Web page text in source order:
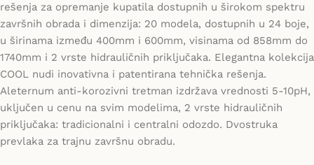
rešenja za opremanje kupatila dostupnih u širokom spektru
završnih obrada i dimenzija: 20 modela, dostupnih u 24 boje,
u širinama između 400mm i 600mm, visinama od 858mm do
1740mm i 2 vrste hidrauličnih priključaka. Elegantna kolekcija
COOL nudi inovativna i patentirana tehnička rešenja.
Aleternum anti-korozivni tretman izdržava vrednosti 5-10pH,
uključen u cenu na svim modelima, 2 vrste hidrauličnih
priključaka: tradicionalni i centralni odozdo. Dvostruka
prevlaka za trajnu završnu obradu.